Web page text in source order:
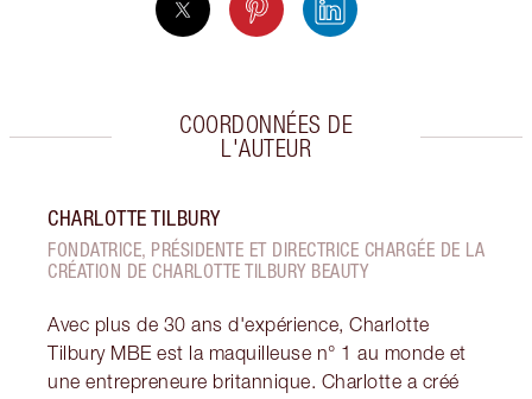
COORDONNÉES DE
L'AUTEUR
CHARLOTTE TILBURY
FONDATRICE, PRÉSIDENTE ET DIRECTRICE CHARGÉE DE LA
CRÉATION DE CHARLOTTE TILBURY BEAUTY
Avec plus de 30 ans d'expérience, Charlotte
Tilbury MBE est la maquilleuse n° 1 au monde et
une entrepreneure britannique. Charlotte a créé